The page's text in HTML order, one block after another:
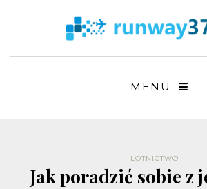
MENU
LOTNICTWO
Jak poradzić sobie z